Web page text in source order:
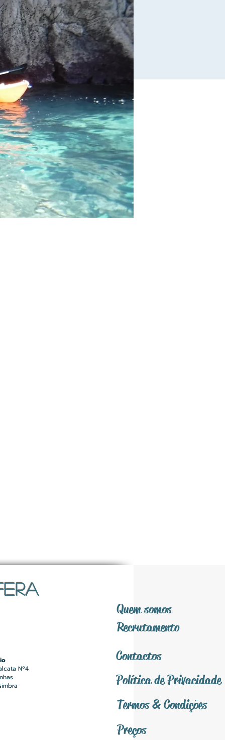
Quem somos
Recrutamento
Contactos
Nº4
Políticade Privacidade
Termos &Condições
Preços